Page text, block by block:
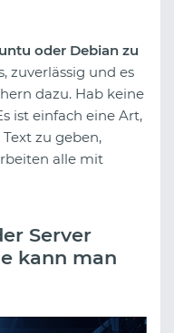
oder Debian zu
zuverlässig und es
dazu. Hab keine
ist einfach eine Art,
zu geben,
alle mit
Server
kann man